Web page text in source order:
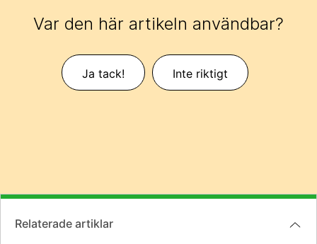
Var den här artikeln användbar?
Ja tack! Inte riktigt
Relaterade artiklar